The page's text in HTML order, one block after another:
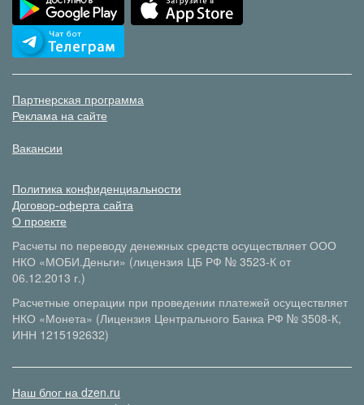
Партнерская программа
Реклама на сайте
Вакансии
Политика конфиденциальности
Договор-оферта сайта
О проекте
Расчеты по переводу денежных средств осуществляет ООО
НКО «МОБИ.Деньги» (лицензия ЦБ РФ № 3523-К от
06.12.2013 г.)
Расчетные операции при проведении платежей осуществляет
НКО «Монета» (Лицензия Центрального Банка РФ № 3508-К,
ИНН 1215192632)
Наш блог на dzen.ru